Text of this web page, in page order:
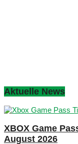
Aktuelle News
XBOX Game
August 2026